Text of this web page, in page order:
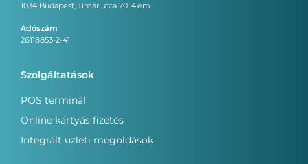
1034 Budapest, Tímár utca 20. 4.em
Adószám
26118853-2-41
Szolgáltatások
POS terminál
Online kártyás fizetés
Integrált üzleti megoldások